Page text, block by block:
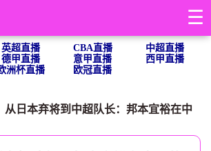
☰
英超直播 CBA直播
中超直播
德甲直播 意甲直播
西甲直播
洲杯直播 欧冠直播
从日本弃将到中超队长：邦本宜裕在中